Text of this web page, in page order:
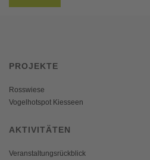
PROJEKTE
Rosswiese
Vogelhotspot Kiesseen
AKTIVITÄTEN
Veranstaltungsrückblick